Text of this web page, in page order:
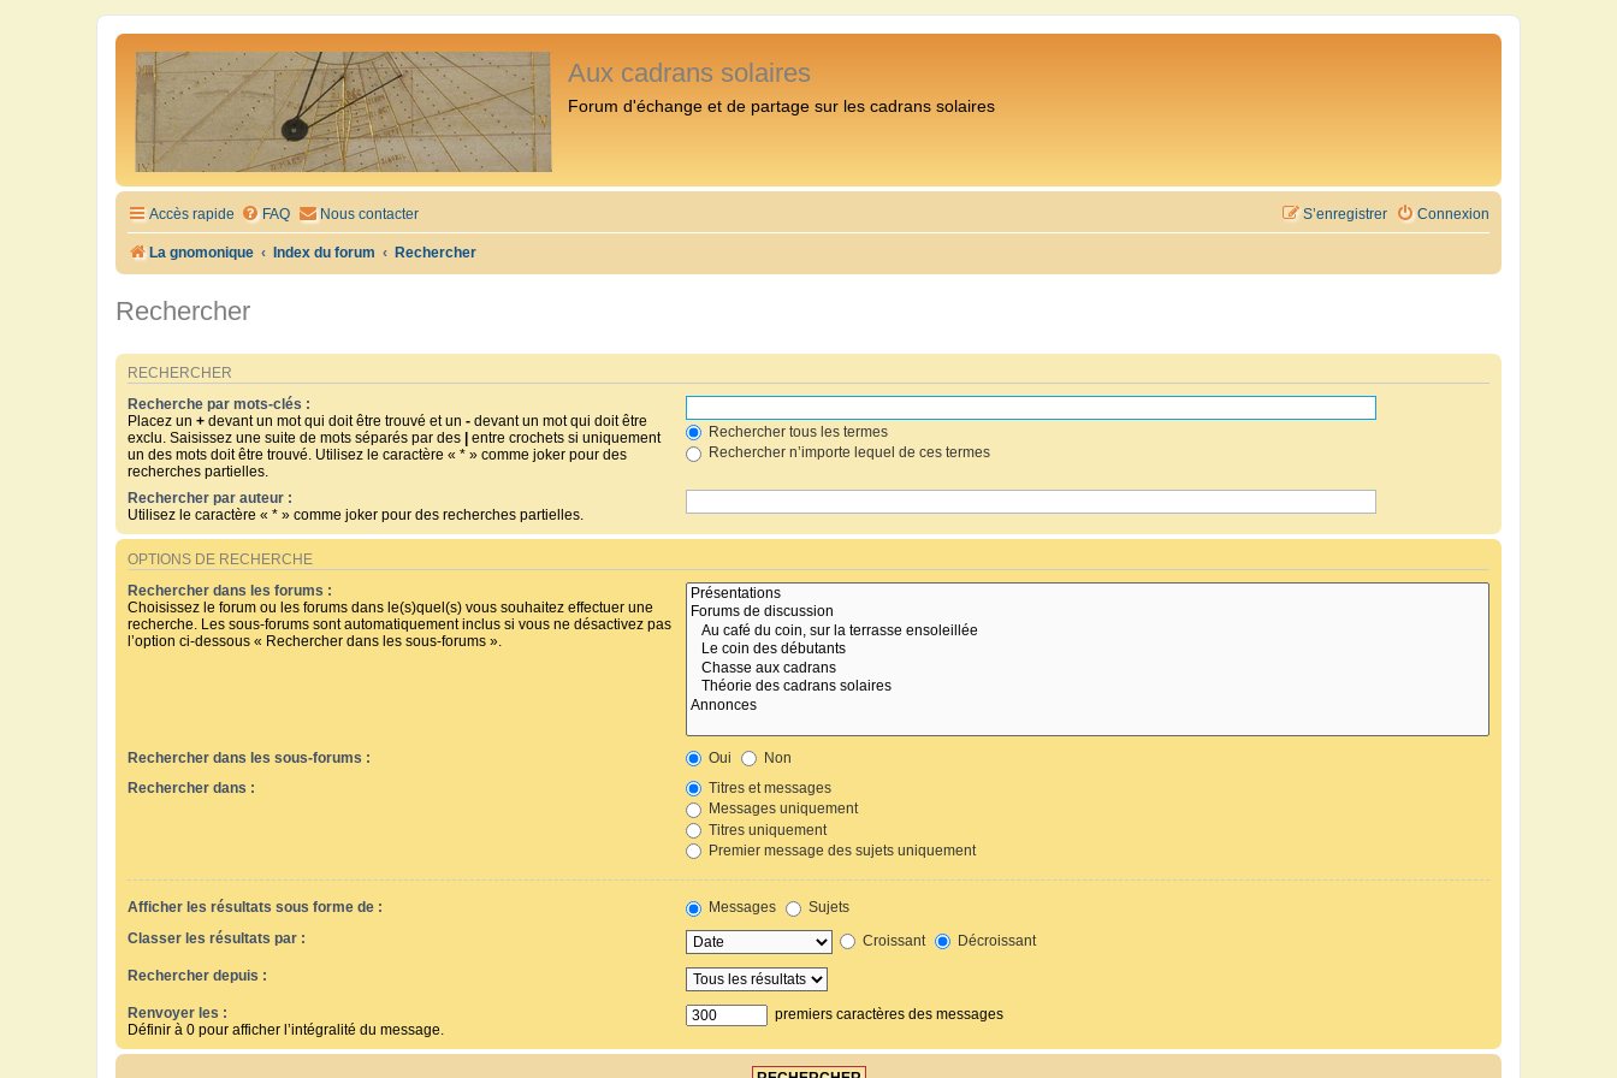
Aux cadrans solaires
Forum d'échange et de partage sur les cadrans solaires
Accès rapide FAQ Nous contacter Connexion
S’enregistrer
La gnomonique Index du forum Rechercher
Rechercher
RECHERCHER
Recherche par mots-clés :
Placez un + devant un mot qui doit être trouvé et un - devant un mot qui doit être
exclu. Saisissez une suite de mots séparés par des
entre crochets si uniquement
un des mots doit être trouvé. Utilisez le caractère « * » comme joker pour des
recherches partielles.
Rechercher tous les termes
Rechercher n’importe lequel de ces termes
Rechercher par auteur :
Utilisez le caractère « * » comme joker pour des recherches partielles.
OPTIONS DE RECHERCHE
Rechercher dans les forums :
Choisissez le forum ou les forums dans le(s)quel(s) vous souhaitez effectuer une
recherche. Les sous-forums sont automatiquement inclus si vous ne désactivez pas
l’option ci-dessous « Rechercher dans les sous-forums ».
Rechercher dans les sous-forums : Oui
Non
Rechercher dans :
Titres et messages
Messages uniquement
Titres uniquement
Premier message des sujets uniquement
Afficher les résultats sous forme de : Messages
Sujets
Classer les résultats par :
Croissant Décroissant
Rechercher depuis :
Renvoyer les :
Définir à 0 pour afficher l’intégralité du message.
premiers caractères des messages